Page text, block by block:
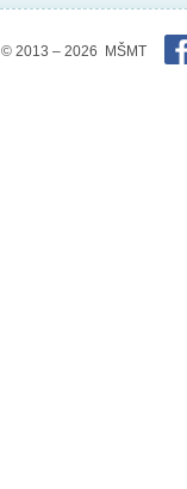
© 2013 – 2026 MŠMT